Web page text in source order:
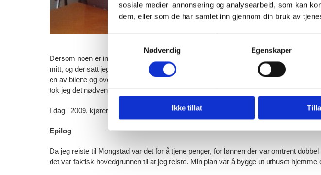
sosiale medier, annonsering og analysearbeid, som kan
dem, eller som de har samlet inn gjennom din bruk av
Nødvendig
Egenskaper
Ikke tillat
Dersom noen er interessert, så tok jeg lappen p.g.a. transportselskapet Myrvang på
mitt, og der satt jeg og skrev på skrivemaskinen. Det frie livet til sjåførene tiltalte
en av bilene og overnattet i Larvik. Etter en søvnløs natt, så syntes jeg ikke
tok jeg det nødvendige sertifikatet på den tanken. Og det har jeg aldri angret på. Det
I dag i 2009, kjører jeg for Arendal Kommune, som minibussjåfør. Alderen? Ja, den
Epilog
Da jeg reiste til Mongstad var det for å tjene penger, for lønnen der var omtrent
det var faktisk hovedgrunnen til at jeg reiste. Min plan var å bygge ut uthuset